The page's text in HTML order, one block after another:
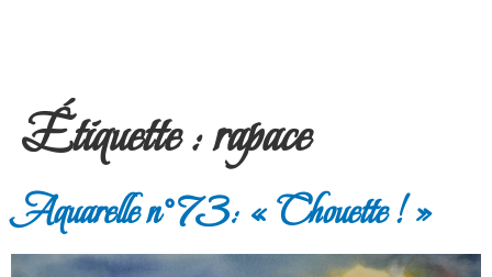
Étiquette :rapace
Aquarelle n°73: « Chouette ! »